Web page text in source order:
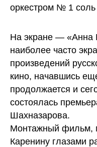
оркестром № 1
На экране — «Анна
наиболее часто
произведений
кино, начавшись
продолжается и
состоялась
Шахназарова.
Монтажный фильм,
Каренину глазами